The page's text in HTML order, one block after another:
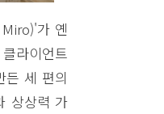
가 옌
라이언트
세 편의
상상력 가